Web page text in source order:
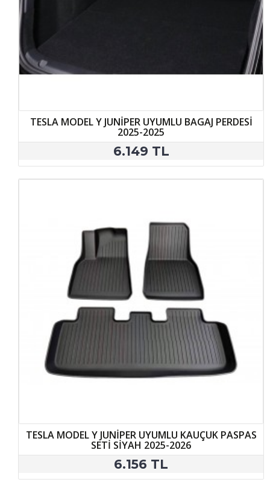
TESLA MODEL Y JUNİPER UYUMLU BAGAJ PERDESİ
2025-2025
6.149 TL
TESLA MODEL Y JUNİPER UYUMLU KAUÇUK PASPAS
SETİ SİYAH 2025-2026
6.156 TL